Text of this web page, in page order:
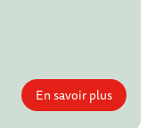
En savoir plus